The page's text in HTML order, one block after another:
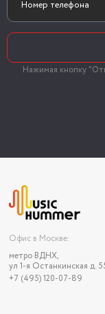
Нажимая кнопку
Офис в Москве:
метро ВДНХ,
ул 1-я Останкинская д.
+7 (495) 120-07-89